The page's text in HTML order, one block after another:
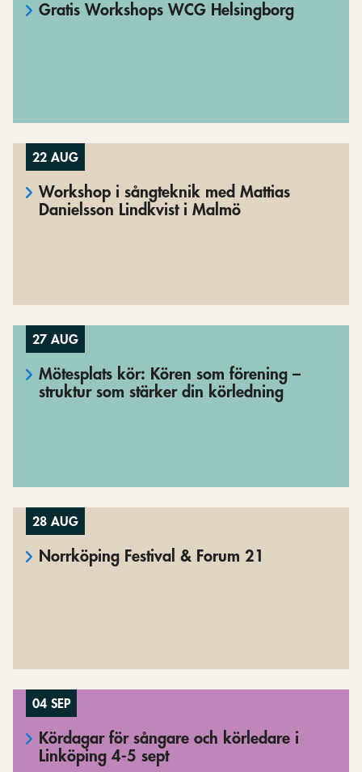
Gratis Workshops WCG Helsingborg
22 AUG
Workshop i sångteknik med Mattias
Danielsson Lindkvist i Malmö
27 AUG
Mötesplats kör: Kören som förening –
struktur som stärker din körledning
28 AUG
Norrköping Festival & Forum 21
04 SEP
Kördagar för sångare och körledare i
Linköping 4-5 sept